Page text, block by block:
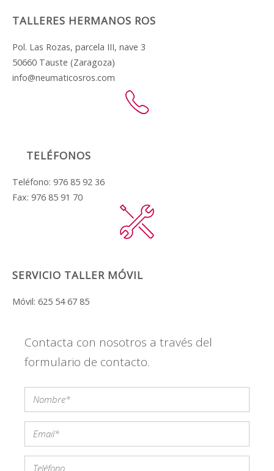
TALLERES HERMANOS ROS
Pol. Las Rozas, parcela III, nave 3
50660 Tauste (Zaragoza)
info@neumaticosros.com
TELÉFONOS
Teléfono: 976 85 92 36
Fax: 976 85 91 70
SERVICIO TALLER MÓVIL
Móvil: 625 54 67 85
Contacta con nosotros a través del
formulario de contacto.